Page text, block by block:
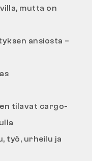
mutta on
ansiosta –
tilavat cargo-
työ, urheilu ja